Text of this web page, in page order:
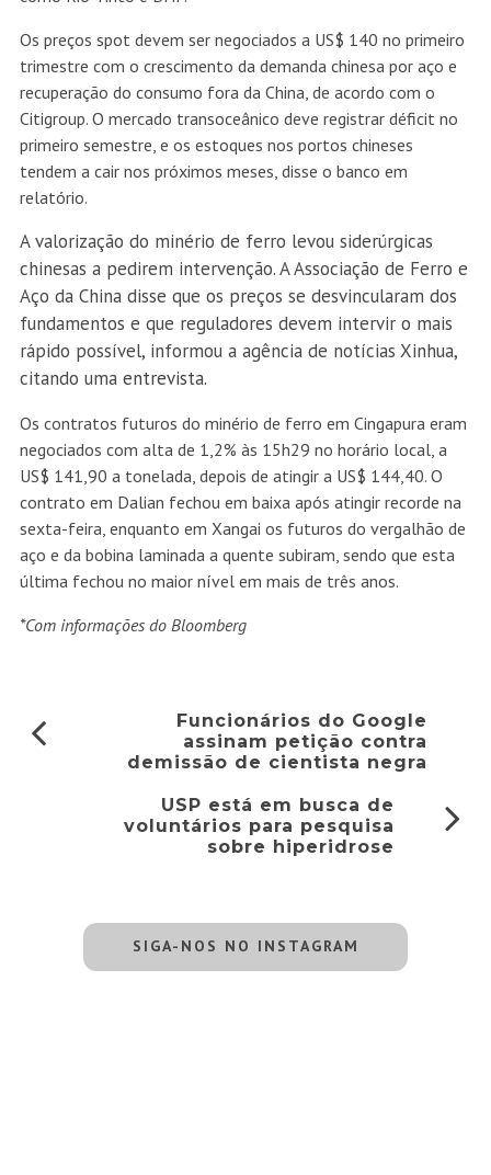
Os preços spot devem ser negociados a US$ 140 no primeiro
trimestre com o crescimento da demanda chinesa por aço e
recuperação do consumo fora da China, de acordo com o
Citigroup. O mercado transoceânico deve registrar déficit no
primeiro semestre, e os estoques nos portos chineses
tendem a cair nos próximos meses, disse o banco em
relatório.
A valorização do minério de ferro levou siderúrgicas
chinesas a pedirem intervenção. A Associação de Ferro e
Aço da China disse que os preços se desvincularam dos
fundamentos e que reguladores devem intervir o mais
rápido possível, informou a agência de notícias Xinhua,
citando uma entrevista.
Os contratos futuros do minério de ferro em Cingapura eram
negociados com alta de 1,2% às 15h29 no horário local, a
US$ 141,90 a tonelada, depois de atingir a US$ 144,40. O
contrato em Dalian fechou em baixa após atingir recorde na
sexta-feira, enquanto em Xangai os futuros do vergalhão de
aço e da bobina laminada a quente subiram, sendo que esta
última fechou no maior nível em mais de três anos.
*Com informações do Bloomberg
Funcionários do Google
assinam petição contra
demissão de cientista negra
USP está em busca de
voluntários para pesquisa
sobre hiperidrose
SIGA-NOS NO INSTAGRAM